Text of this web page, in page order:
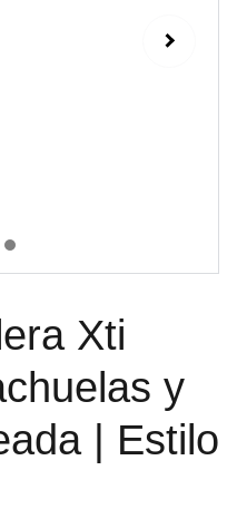
Xti
y
| Estilo